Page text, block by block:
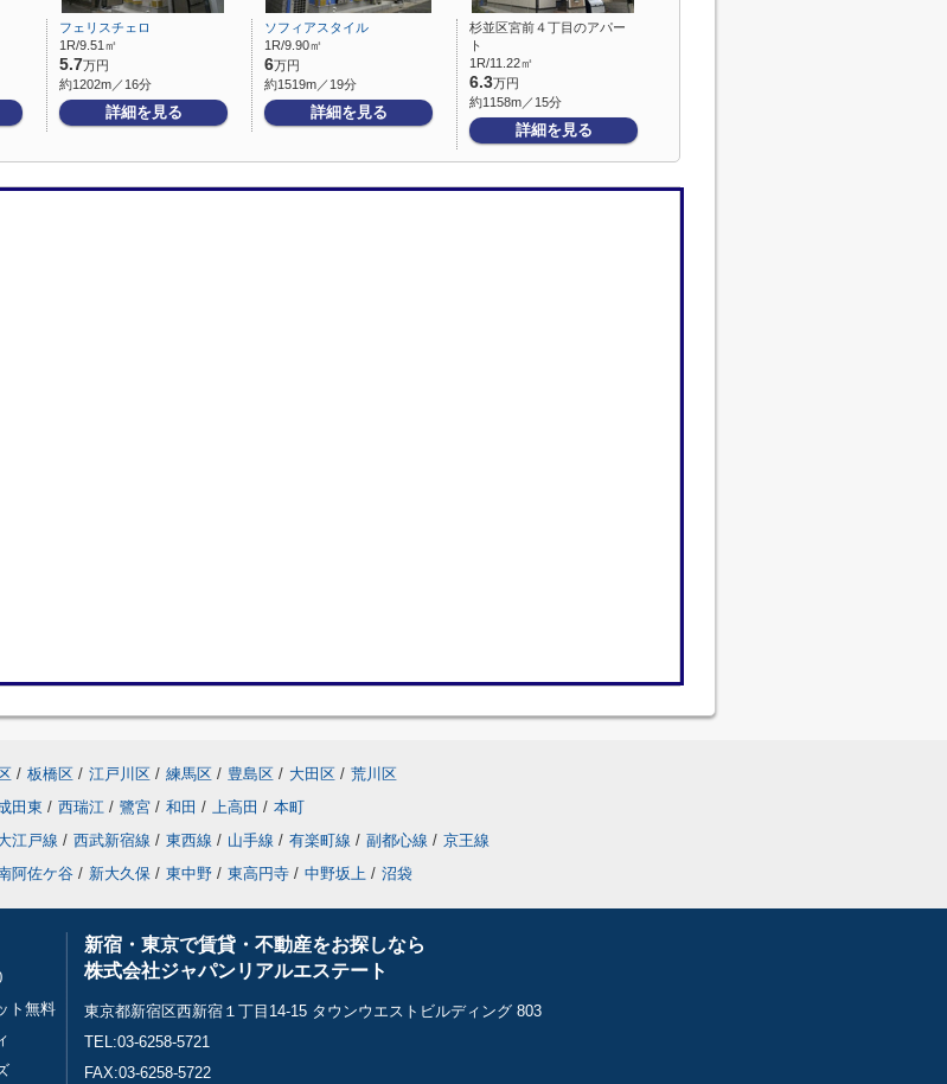
フェリスチェロ
1R/9.51㎡
5.7万円
約1202m／16分
詳細を見る
ソフィアスタイル
1R/9.90㎡
6万円
約1519m／19分
詳細を見る
杉並区宮前４丁目のアパー
ト
1R/11.22㎡
6.3万円
約1158m／15分
詳細を見る
/ 板橋区 / 江戸川区 / 練馬区 / 豊島区 / 大田区 / 荒川区
田東 / 西瑞江 / 鷺宮 / 和田 / 上高田 / 本町
江戸線 / 西武新宿線 / 東西線 / 山手線 / 有楽町線 / 副都心線 / 京王線
阿佐ケ谷 / 新大久保 / 東中野 / 東高円寺 / 中野坂上 / 沼袋
ト無料
新宿・東京で賃貸・不動産をお探しなら
株式会社ジャパンリアルエステート
東京都新宿区西新宿１丁目14-15 タウンウエストビルディング 803
TEL:03-6258-5721
FAX:03-6258-5722